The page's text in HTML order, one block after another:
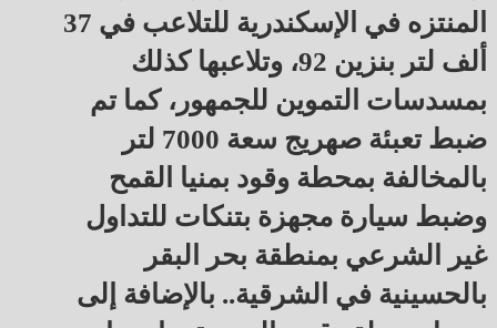
المنتزه في الإسكندرية للتلاعب في 37
ألف لتر بنزين 92، وتلاعبها كذلك
بمسدسات التموين للجمهور، كما تم
ضبط تعبئة صهريج سعة 7000 لتر
بالمخالفة بمحطة وقود بمنيا القمح
وضبط سيارة مجهزة بتنكات للتداول
غير الشرعي بمنطقة بحر البقر
بالحسينية في الشرقية.. بالإضافة إلى